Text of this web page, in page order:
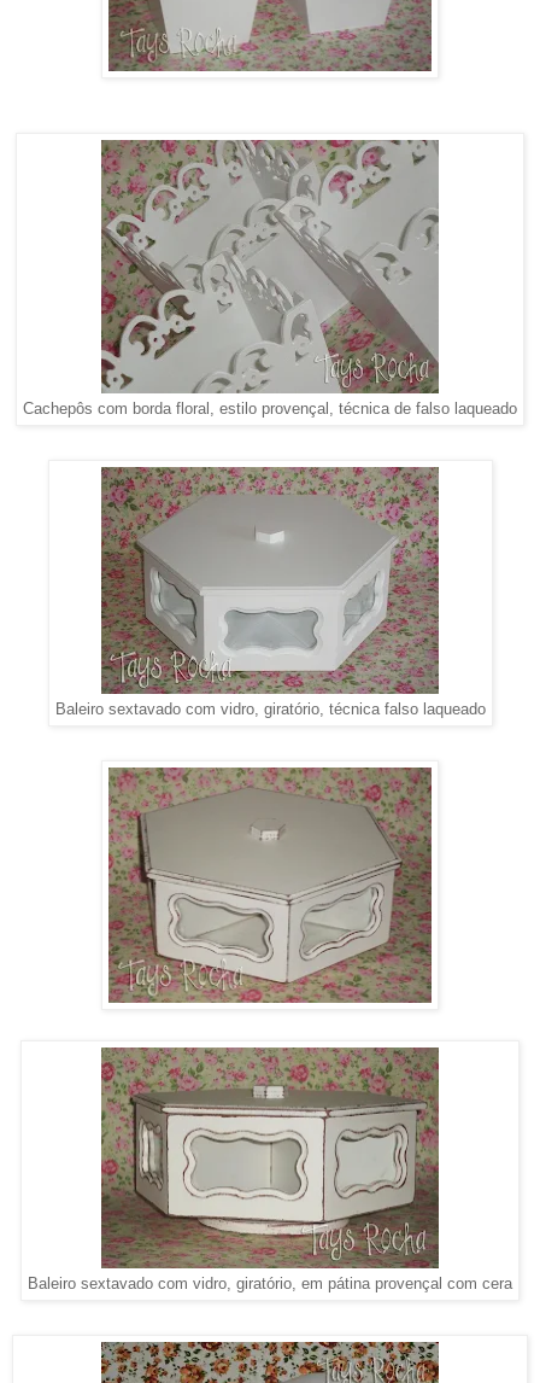
Cachepôs com borda floral, estilo provençal, técnica de falso laqueado
Baleiro sextavado com vidro, giratório, técnica falso laqueado
Baleiro sextavado com vidro, giratório, em pátina provençal com cera